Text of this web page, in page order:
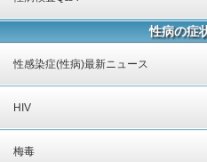
性病の症
性感染症(性病)最新ニュース
HIV
梅毒